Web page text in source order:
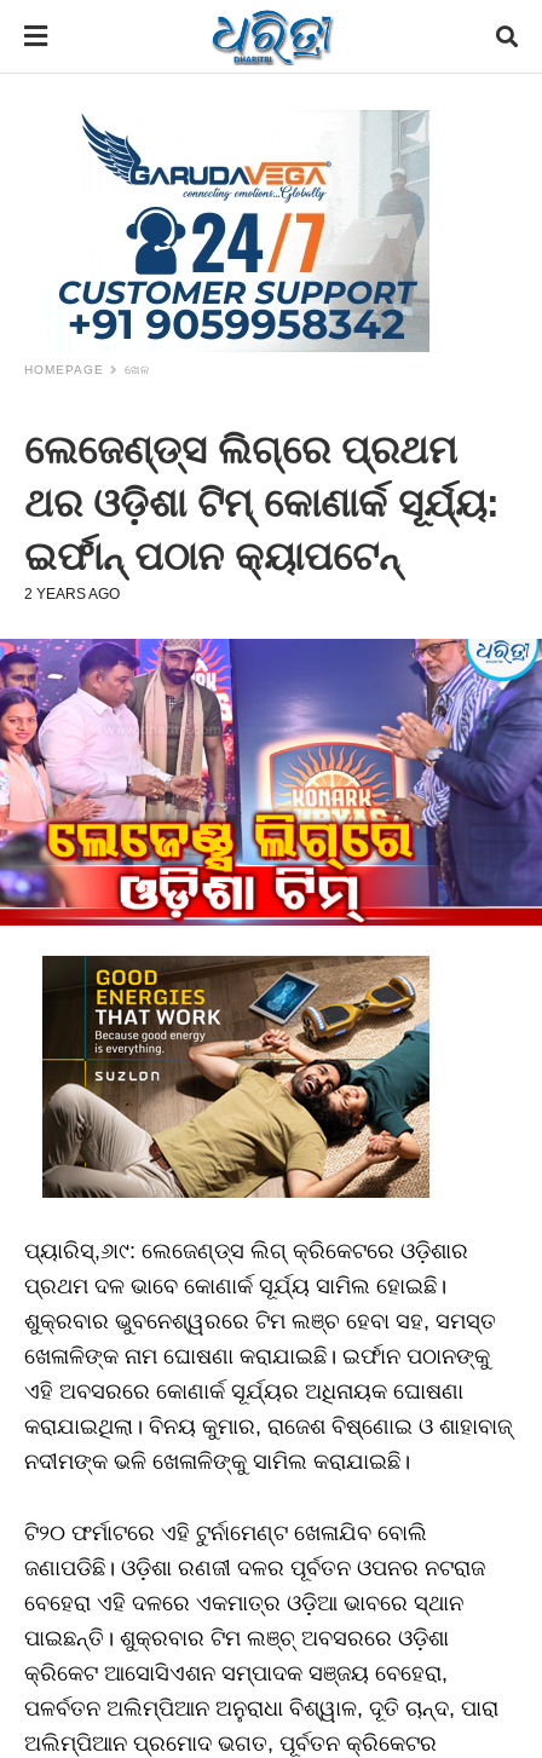
HOMEPAGE ଖେଳ
ଲେଜେଣ୍ଡ୍ସ ଲିଗ୍‌ରେ ପ୍ରଥମ
ଥର ଓଡ଼ିଶା ଟିମ୍ କୋଣାର୍କ ସୂର୍ଯ୍ୟ:
ଇର୍ଫାନ୍‌ ପଠାନ କ୍ୟାପଟେନ୍‌
2 YEARS AGO
ପ୍ୟାରିସ୍‌,୬ା୯: ଲେଜେଣ୍ଡ୍ସ ଲିଗ୍‌ କ୍ରିକେଟରେ ଓଡ଼ିଶାର
ପ୍ରଥମ ଦଳ ଭାବେ କୋଣାର୍କ ସୂର୍ଯ୍ୟ ସାମିଲ ହୋଇଛି।
ଶୁକ୍ରବାର ଭୁବନେଶ୍ୱରରେ ଟିମ ଲଞ୍ଚ ହେବା ସହ, ସମସ୍ତ
ଖେଳାଳିଙ୍କ ନାମ ଘୋଷଣା କରାଯାଇଛି। ଇର୍ଫାନ ପଠାନଙ୍କୁ
ଏହି ଅବସରରେ କୋଣାର୍କ ସୂର୍ଯ୍ୟର ଅଧିନାୟକ ଘୋଷଣା
କରାଯାଇଥିଲା। ବିନୟ କୁମାର, ରାଜେଶ ବିଷ୍ଣୋଇ ଓ ଶାହାବାଜ୍‌
ନଦୀମଙ୍କ ଭଳି ଖେଳାଳିଙ୍କୁ ସାମିଲ କରାଯାଇଛି।
ଟି୨୦ ଫର୍ମାଟରେ ଏହି ଟୁର୍ନାମେଣ୍ଟ ଖେଳାଯିବ ବୋଲି
ଜଣାପଡିଛି। ଓଡ଼ିଶା ରଣଜୀ ଦଳର ପୂର୍ବତନ ଓପନର ନଟରାଜ
ବେହେରା ଏହି ଦଳରେ ଏକମାତ୍ର ଓଡ଼ିଆ ଭାବରେ ସ୍ଥାନ
ପାଇଛନ୍ତି। ଶୁକ୍ରବାର ଟିମ ଲଞ୍ଚ୍‌ ଅବସରରେ ଓଡ଼ିଶା
କ୍ରିକେଟ ଆସୋସିଏଶନ ସମ୍ପାଦକ ସଞ୍ଜୟ ବେହେରା,
ପଳର୍ବତନ ଅଲିମ୍ପିଆନ ଅନୁରାଧା ବିଶ୍ୱାଳ, ଦୂତି ଚାନ୍ଦ, ପାରା
ଅଲିମ୍ପିଆନ ପ୍ରମୋଦ ଭଗତ, ପୂର୍ବତନ କ୍ରିକେଟର